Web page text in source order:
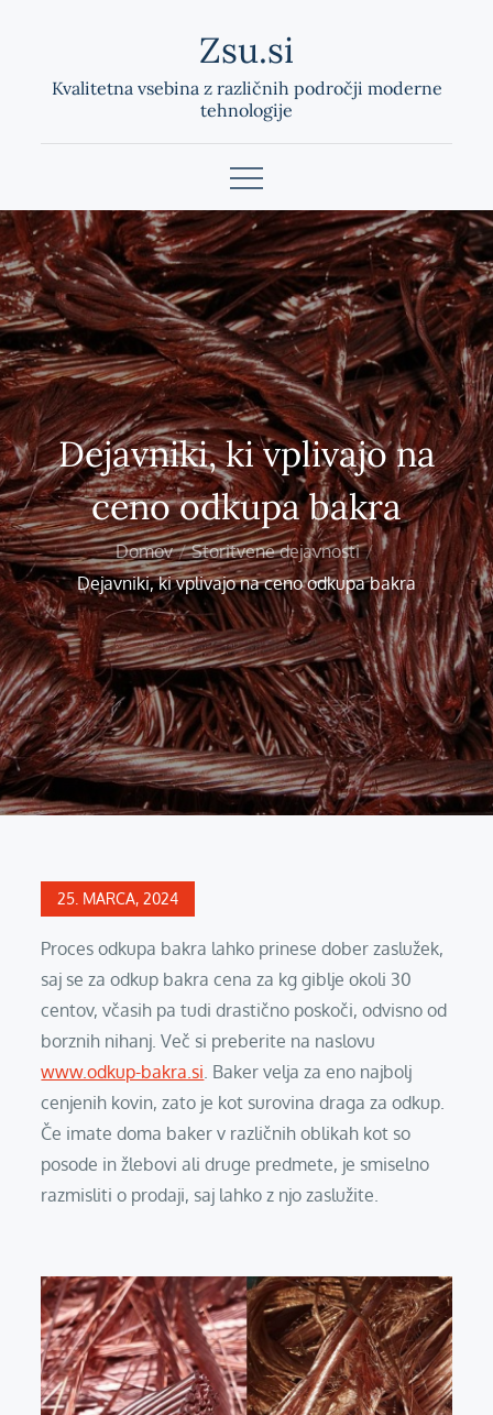
content
Zsu.si
Kvalitetna vsebina z različnih področji moderne
tehnologije
Dejavniki, ki vplivajo na
ceno odkupa bakra
Domov
Storitvene dejavnosti
Dejavniki, ki vplivajo na ceno odkupa bakra
Posted
25. MARCA, 2024
Proces odkupa bakra lahko prinese dober zaslužek,
saj se za odkup bakra cena za kg giblje okoli 30
centov, včasih pa tudi drastično poskoči, odvisno od
borznih nihanj. Več si preberite na naslovu
www.odkup-bakra.si. Baker velja za eno najbolj
cenjenih kovin, zato je kot surovina draga za odkup.
Če imate doma baker v različnih oblikah kot so
posode in žlebovi ali druge predmete, je smiselno
razmisliti o prodaji, saj lahko z njo zaslužite.